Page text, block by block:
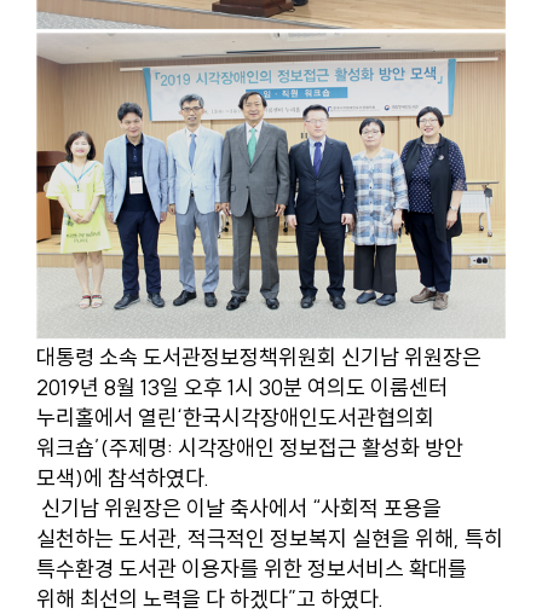
대통령 소속 도서관정보정책위원회 신기남 위원장은
2019년 8월 13일 오후 1시 30분 여의도 이룸센터
누리홀에서 열린‘한국시각장애인도서관협의회
워크숍’(주제명: 시각장애인 정보접근 활성화 방안
모색)에 참석하였다.
신기남 위원장은 이날 축사에서 “사회적 포용을
실천하는 도서관, 적극적인 정보복지 실현을 위해, 특히
특수환경 도서관 이용자를 위한 정보서비스 확대를
위해 최선의 노력을 다 하겠다”고 하였다.